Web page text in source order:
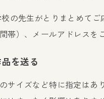
の先生がとりまとめてご
帯）、メールアドレスを
を送る
サイズなど特に指定はあ